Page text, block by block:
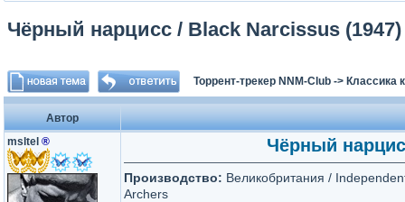
Чёрный нарцисс / Black Narcissus
Торрент-трекер NNM-Club -> Классика
Автор
msltel ® Чёрный
Производство: Великобритания /
Archers